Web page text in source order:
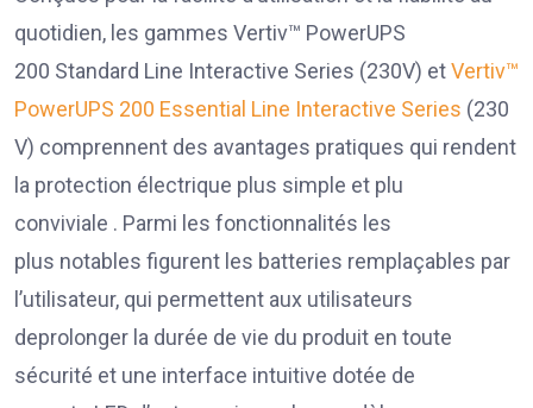
quotidien, les gammes Vertiv™ PowerUPS
200 Standard Line Interactive Series (230V) etVertiv™
PowerUPS 200 Essential Line Interactive Series (230
V) comprennent des avantages pratiques qui rendent
la protection électrique plus simple et plu
conviviale . Parmi les fonctionnalités les
plus notables figurent les batteries remplaçables par
l’utilisateur, qui permettent aux utilisateurs
deprolonger la durée de vie du produit en toute
sécurité et une interface intuitive dotée de